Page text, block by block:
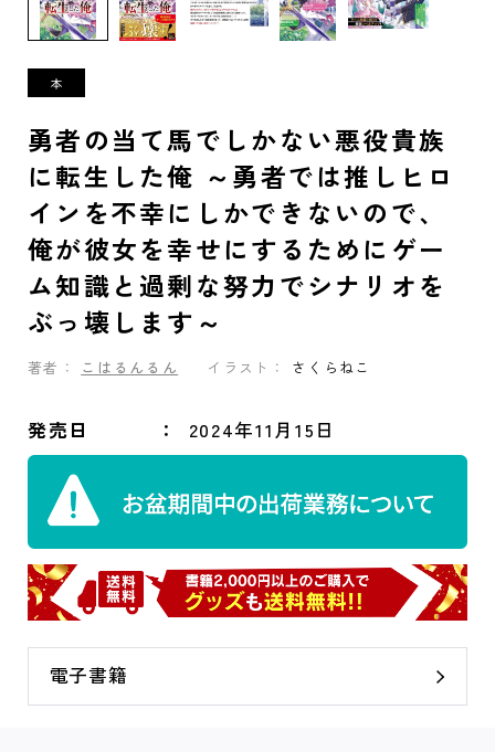
勇者の当て馬でしかない悪役貴族
に転生した俺 ～勇者では推しヒロ
インを不幸にしかできないので、
俺が彼女を幸せにするためにゲー
ム知識と過剰な努力でシナリオを
ぶっ壊します～
著者： こはるんるん イラスト： さくらねこ
発売日 2024年11月15日
電子書籍